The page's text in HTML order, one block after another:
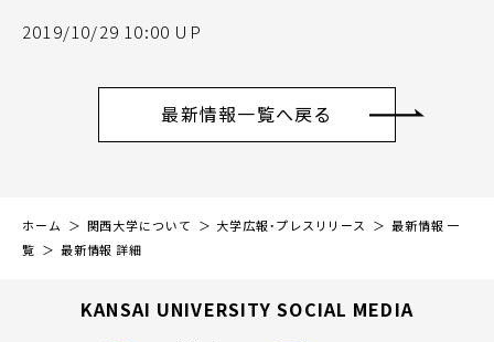
2019/10/29 10:00 UP
最新情報一覧へ戻る
ホーム 関西大学について 大学広報・プレスリリース
最新情報 一
覧
最新情報 詳細
KANSAI UNIVERSITY SOCIAL MEDIA